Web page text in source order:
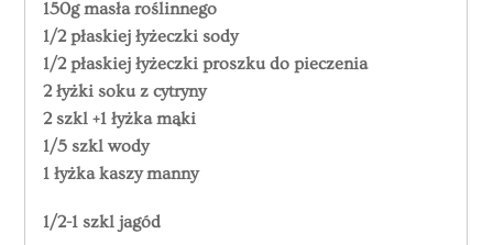
150g masła roślinnego
1/2 płaskiej łyżeczki sody
1/2 płaskiej łyżeczki proszku do pieczenia
2 łyżki soku z cytryny
2 szkl +1 łyżka mąki
1/5 szkl wody
1 łyżka kaszy manny
1/2-1 szkl jagód